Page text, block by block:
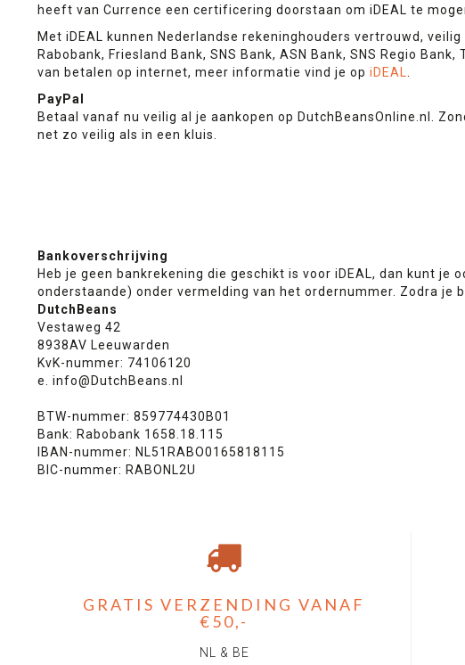
heeft van Currence een certificering doorstaan om iDEAL te
Met iDEAL kunnen Nederlandse rekeninghouders vertrouwd,
Rabobank, Friesland Bank, SNS Bank, ASN Bank, SNS Regio
van betalen op internet, meer informatie vind je op iDEAL
PayPal
Betaal vanaf nu veilig al je aankopen op DutchBeansOnline.nl.
net zo veilig als in een kluis.
Bankoverschrijving
Heb je geen bankrekening die geschikt is voor iDEAL, dan kunt
onderstaande) onder vermelding van het ordernummer. Zodra je
DutchBeans
Vestaweg 42
8938AV Leeuwarden
KvK-nummer: 74106120
e. info@DutchBeans.nl
BTW-nummer: 859774430B01
Bank: Rabobank 1658.18.115
IBAN-nummer: NL51RABO0165818115
BIC-nummer: RABONL2U
GRATIS VERZENDING VANAF
€50,-
NL & BE